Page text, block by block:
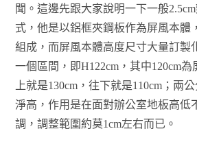
聞。這邊先跟大家說明一下一般
式，他是以鋁框夾鋼板作為屏風本體
組成，而屏風本體高度尺寸大量訂製
一個區間，即H122cm，其中120cm
上就是130cm，往下就是110cm；兩
淨高，作用是在面對辦公室地板高低
調，調整範圍約莫1cm左右而已。